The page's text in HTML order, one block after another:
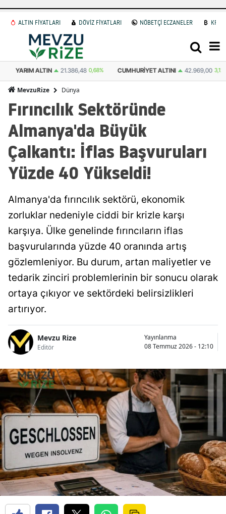
ALTIN FİYATLARI DÖVİZ FİYATLARI NÖBETÇİ ECZANELER
YARIM ALTIN 21.386,48 0,68% CUMHURIYET ALTINI 42.969,00 3,12%
MevzuRize Dünya
Fırıncılık Sektöründe
Almanya'da Büyük
Çalkantı: İflas Başvuruları
Yüzde 40 Yükseldi!
Almanya'da fırıncılık sektörü, ekonomik
zorluklar nedeniyle ciddi bir krizle karşı
karşıya. Ülke genelinde fırıncıların iflas
başvurularında yüzde 40 oranında artış
gözlemleniyor. Bu durum, artan maliyetler ve
tedarik zinciri problemlerinin bir sonucu olarak
ortaya çıkıyor ve sektördeki belirsizlikleri
artırıyor.
Mevzu Rize
Editör
Yayınlanma
08 Temmuz 2026 - 12:10